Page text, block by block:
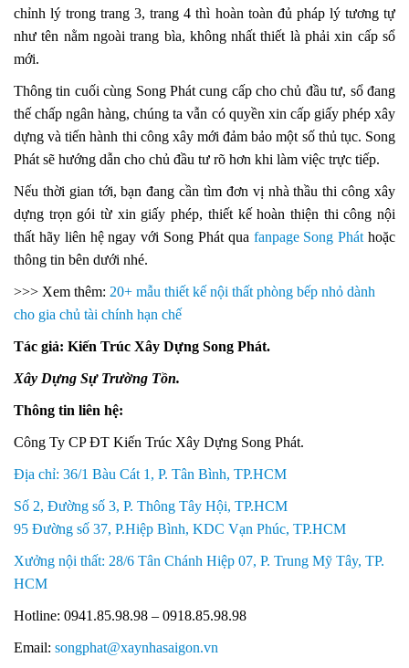
chỉnh lý trong trang 3, trang 4 thì hoàn toàn đủ pháp lý tương tự
như tên nằm ngoài trang bìa, không nhất thiết là phải xin cấp sổ
mới.
Thông tin cuối cùng Song Phát cung cấp cho chủ đầu tư, sổ đang
thế chấp ngân hàng, chúng ta vẫn có quyền xin cấp giấy phép xây
dựng và tiến hành thi công xây mới đảm bảo một số thủ tục. Song
Phát sẽ hướng dẫn cho chủ đầu tư rõ hơn khi làm việc trực tiếp.
Nếu thời gian tới, bạn đang cần tìm đơn vị nhà thầu thi công xây
dựng trọn gói từ xin giấy phép, thiết kế hoàn thiện thi công nội
thất hãy liên hệ ngay với Song Phát qua fanpage Song Pháthoặc
thông tin bên dưới nhé.
>>> Xem thêm: 20+ mẫu thiết kế nội thất phòng bếp nhỏ dành
cho gia chủ tài chính hạn chế
Tác giả: Kiến Trúc Xây Dựng Song Phát.
Xây Dựng Sự Trường Tồn.
Thông tin liên hệ:
Công Ty CP ĐT Kiến Trúc Xây Dựng Song Phát.
Địa chỉ: 36/1 Bàu Cát 1, P. Tân Bình, TP.HCM
Số 2, Đường số 3, P. Thông Tây Hội, TP.HCM
95 Đường số 37, P.Hiệp Bình, KDC Vạn Phúc, TP.HCM
Xưởng nội thất: 28/6 Tân Chánh Hiệp 07, P. Trung Mỹ Tây, TP.
HCM
Hotline: 0941.85.98.98 – 0918.85.98.98
Email: songphat@xaynhasaigon.vn